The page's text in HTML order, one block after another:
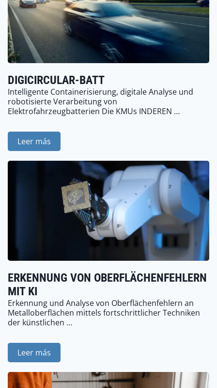
DIGICIRCULAR-BATT
Intelligente Containerisierung, digitale Analyse und
robotisierte Verarbeitung von
Elektrofahrzeugbatterien Die KMUs INDEREN …
Leer más
ERKENNUNG VON OBERFLÄCHENFEHLERN
MIT KI
Erkennung und Analyse von Oberflächenfehlern an
Metalloberflächen mittels fortschrittlicher Techniken
der künstlichen …
Leer más